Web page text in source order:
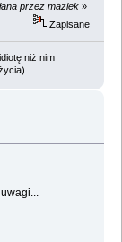
przez maziek »
Zapisane
niż nim